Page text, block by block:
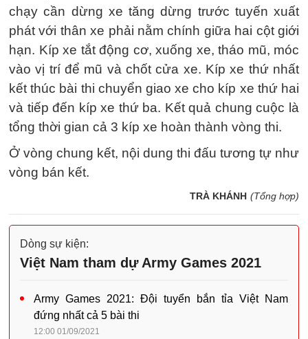
chạy cần dừng xe tăng dừng trước tuyến xuất
phát với thân xe phải nằm chính giữa hai cột giới
hạn. Kíp xe tắt động cơ, xuống xe, tháo mũ, móc
vào vị trí để mũ và chốt cửa xe. Kíp xe thứ nhất
kết thúc bài thi chuyển giao xe cho kíp xe thứ hai
và tiếp đến kíp xe thứ ba. Kết quả chung cuộc là
tổng thời gian cả 3 kíp xe hoàn thành vòng thi.
Ở vòng chung kết, nội dung thi đấu tương tự như
vòng bán kết.
TRÀ KHÁNH (Tổng hợp)
Dòng sự kiện:
Việt Nam tham dự Army Games 2021
Army Games 2021: Đội tuyển bắn tỉa Việt Nam
đứng nhất cả 5 bài thi
12:00 01/09/2021